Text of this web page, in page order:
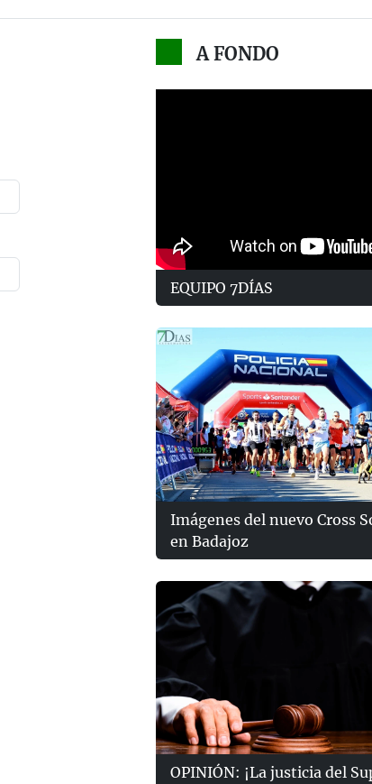
A FONDO
EQUIPO 7DÍAS
Imágenes del nuevo Cross
en Badajoz
OPINIÓN: ¡La justicia del